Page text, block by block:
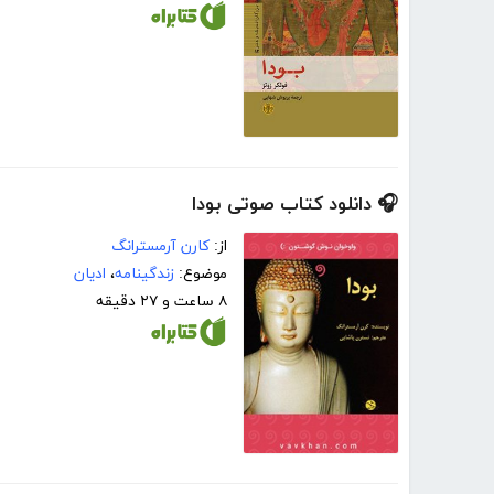
🎧 دانلود کتاب صوتی بودا
از: کارن آرمسترانگ
موضوع: زندگینامه، ادیان
۸ ساعت و ۲۷ دقیقه